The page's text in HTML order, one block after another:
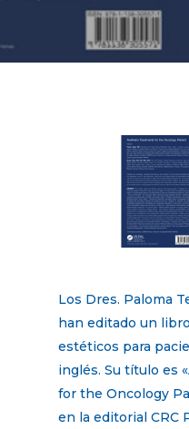
Los Dres. Paloma
han editado un
estéticos para
inglés. Su título es
for the Oncology
en la editorial CRC